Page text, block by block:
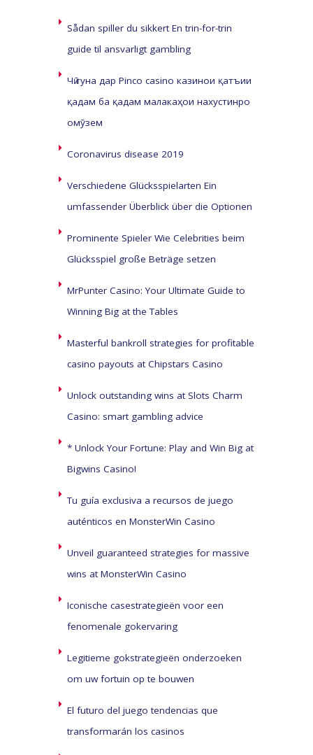
Sådan spiller du sikkert En trin-for-trin
guide til ansvarligt gambling
Чӣ гуна дар Pinco casino казинои қатъии
қадам ба қадам малакаҳои нахустинро
омӯзем
Coronavirus disease 2019
Verschiedene Glücksspielarten Ein
umfassender Überblick über die Optionen
Prominente Spieler Wie Celebrities beim
Glücksspiel große Beträge setzen
MrPunter Casino: Your Ultimate Guide to
Winning Big at the Tables
Masterful bankroll strategies for profitable
casino payouts at Chipstars Casino
Unlock outstanding wins at Slots Charm
Casino: smart gambling advice
* Unlock Your Fortune: Play and Win Big at
Bigwins Casino!
Tu guía exclusiva a recursos de juego
auténticos en MonsterWin Casino
Unveil guaranteed strategies for massive
wins at MonsterWin Casino
Iconische casestrategieën voor een
fenomenale gokervaring
Legitieme gokstrategieën onderzoeken
om uw fortuin op te bouwen
El futuro del juego tendencias que
transformarán los casinos